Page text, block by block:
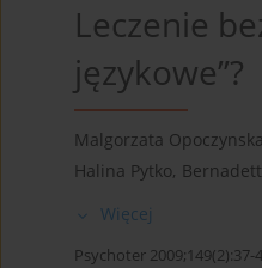
Leczenie
Malgorzata Opoczynska
Halina Pytko,
Więcej
Psychoter 2009;149(2):37-